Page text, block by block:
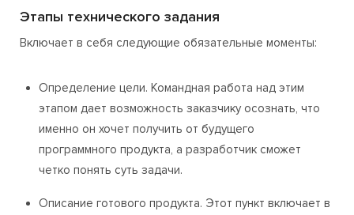
Этапы технического задания
Включает в себя следующие обязательные моменты:
Определение цели. Командная работа над этим
этапом дает возможность заказчику осознать, что
именно он хочет получить от будущего
программного продукта, а разработчик сможет
четко понять суть задачи.
Описание готового продукта. Этот пункт включает в